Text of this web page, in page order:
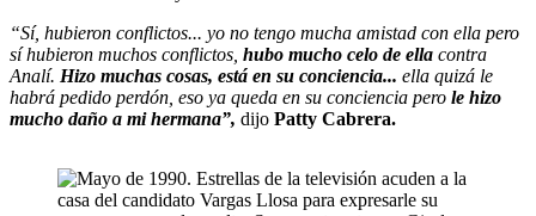
“Sí, hubieron conflictos... yo no tengo mucha amistad con ella pero
sí hubieron muchos conflictos, hubo mucho celo de ella contra
Analí. Hizo muchas cosas, está en su conciencia... ella quizá le
habrá pedido perdón, eso ya queda en su conciencia pero le hizo
mucho daño a mi hermana”, dijo Patty Cabrera.